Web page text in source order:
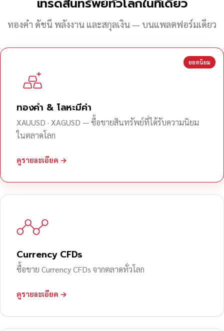
ทองคำ ดัชนี พลังงาน และสกุลเงิน — บนแพลตฟอร์มเดียว
ยอดนิยม
ทองคำ & โลหะมีค่า
XAUUSD · XAGUSD — ซื้อขายสินทรัพย์ที่ได้รับความนิยม
ในตลาดโลก
ดูรายละเอียด →
Currency CFDs
ซื้อขาย Currency CFDs จากตลาดทั่วโลก
ดูรายละเอียด →